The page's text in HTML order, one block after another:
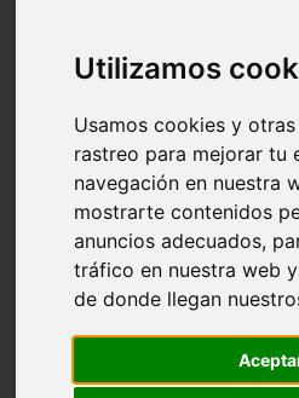
Utilizamos
Usamos cookies y
rastreo para mejorar tu
navegación en nuestra
mostrarte contenidos
anuncios adecuados,
tráfico en nuestra web
de donde llegan
Málaga - nerja
Girona - blanes
Málaga - marbella
Asturias - gijón
Girona - figueres
Alicante - santa-pola
Almería - roquetas-de-mar
Girona - tossa-de-mar
Barcelona - sant-cugat-del-
Alicante - l39alfàs-del-pi
Barcelona - vilanova-i-la-geltrú
Castellón - peñíscola